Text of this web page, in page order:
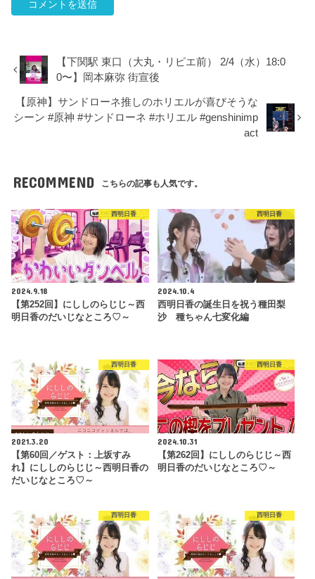
【下関駅 東口（大丸・リピエ前） 2/4（水）18:0
0〜】岡本麻弥 街宣後
【原神】サンドローネ推しのホリエルが喜びそうな
シーン #原神 #サンドローネ #ホリエル #genshinimp
act
RECOMMEND こちらの記事も人気です。
西明日香
2024.9.18
【第252回】にししのらじじ～西
明日香のだいじなところ♡～
西明日香
2024.10.4
西明日香の誕生日を祝う種田梨
沙 種ちゃん七変化編
西明日香
2021.3.20
【第60回／ゲスト：上坂すみ
れ】にししのらじじ～西明日香の
だいじなところ♡～
西明日香
2024.10.31
【第262回】にししのらじじ～西
明日香のだいじなところ♡～
西明日香 西明日香